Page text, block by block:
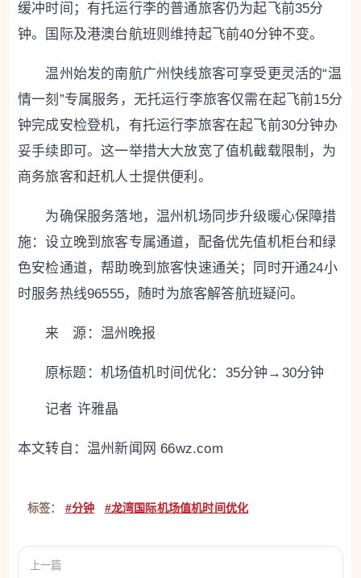
缓冲时间；有托运行李的普通旅客仍为起飞前35分
钟。国际及港澳台航班则维持起飞前40分钟不变。
温州始发的南航广州快线旅客可享受更灵活的“温
情一刻”专属服务，无托运行李旅客仅需在起飞前15分
钟完成安检登机，有托运行李旅客在起飞前30分钟办
妥手续即可。这一举措大大放宽了值机截载限制，为
商务旅客和赶机人士提供便利。
为确保服务落地，温州机场同步升级暖心保障措
施：设立晚到旅客专属通道，配备优先值机柜台和绿
色安检通道，帮助晚到旅客快速通关；同时开通24小
时服务热线96555，随时为旅客解答航班疑问。
来 源：温州晚报
原标题： 机场值机时间优化：35分钟→30分钟
记者 许雅晶
本文转自： 温州新闻网 66wz.com
标签： #分钟 #龙湾国际机场值机时间优化
上一篇